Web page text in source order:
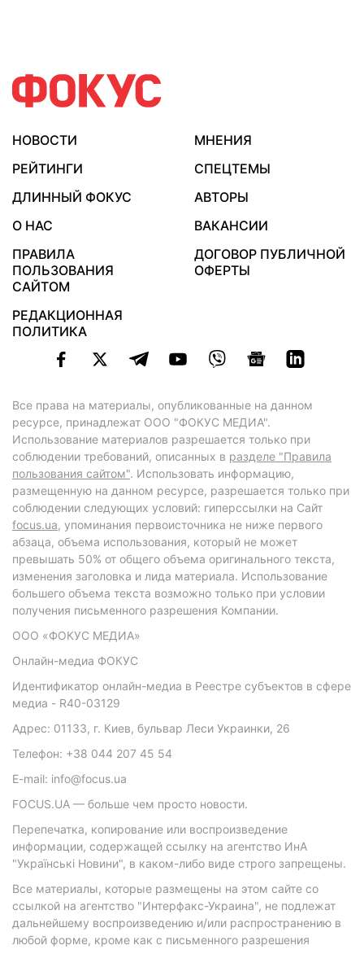
НОВОСТИ
МНЕНИЯ
РЕЙТИНГИ
СПЕЦТЕМЫ
ДЛИННЫЙ ФОКУС
АВТОРЫ
О НАС
ВАКАНСИИ
ПРАВИЛА
ПОЛЬЗОВАНИЯ
САЙТОМ
ДОГОВОР ПУБЛИЧНОЙ
ОФЕРТЫ
РЕДАКЦИОННАЯ
ПОЛИТИКА
Все права на материалы, опубликованные на данном
ресурсе, принадлежат ООО "ФОКУС МЕДИА".
Использование материалов разрешается только при
соблюдении требований, описанных в разделе "Правила
пользования сайтом". Использовать информацию,
размещенную на данном ресурсе, разрешается только при
соблюдении следующих условий: гиперссылки на Сайт
focus.ua, упоминания первоисточника не ниже первого
абзаца, объема использования, который не может
превышать 50% от общего объема оригинального текста,
изменения заголовка и лида материала. Использование
большего объема текста возможно только при условии
получения письменного разрешения Компании.
ООО «ФОКУС МЕДИА»
Онлайн-медиа ФОКУС
Идентификатор онлайн-медиа в Реестре субъектов в сфере
медиа - R40-03129
Адрес: 01133, г. Киев, бульвар Леси Украинки, 26
Телефон: +38 044 207 45 54
E-mail: info@focus.ua
FOCUS.UA — больше чем просто новости.
Перепечатка, копирование или воспроизведение
информации, содержащей ссылку на агентство ИнА
"Українські Новини", в каком-либо виде строго запрещены.
Все материалы, которые размещены на этом сайте со
ссылкой на агентство "Интерфакс-Украина", не подлежат
дальнейшему воспроизведению и/или распространению в
любой форме, кроме как с письменного разрешения